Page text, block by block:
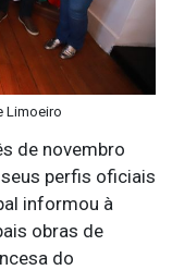
Limoeiro
de novembro
perfis oficiais
informou à
obras de
do